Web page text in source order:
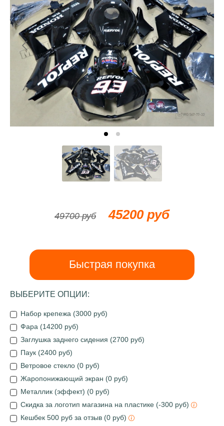
49700 руб 45200 руб
Быстрая покупка
ВЫБЕРИТЕ ОПЦИИ:
Набор крепежа (3000 руб)
Фара (14200 руб)
Заглушка заднего сидения (2700 руб)
Паук (2400 руб)
Ветровое стекло (0 руб)
Жаропонижающий экран (0 руб)
Металлик (эффект) (0 руб)
Скидка за логотип магазина на пластике (-300 руб)
Кешбек 500 руб за отзыв (0 руб)